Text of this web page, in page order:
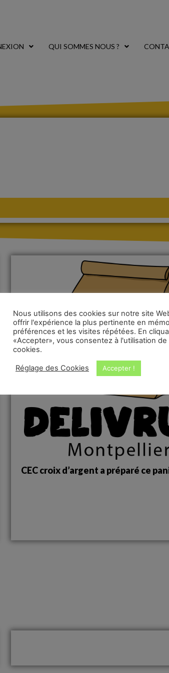
QUI SOMMES NOUS ?
CEC croix d’argent a préparé ce
Nous utilisons des cookies sur notre site
offrir l'expérience la plus pertinente en
préférences et les visites répétées. En
«Accepter», vous consentez à l'utilisation de
cookies.
Réglage des Cookies Accepter !